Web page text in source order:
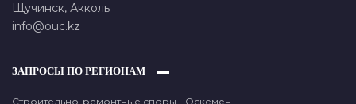
Щучинск, Акколь
info@ouc.kz
ЗАПРОСЫ ПО РЕГИОНАМ
Строительно-ремонтные споры - Оскемен